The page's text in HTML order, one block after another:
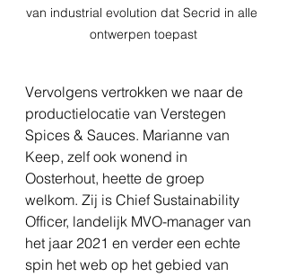
van industrial evolution dat Secrid in alle
ontwerpen toepast
Vervolgens vertrokken we naar de
productielocatie van Verstegen
Spices & Sauces. Marianne van
Keep, zelf ook wonend in
Oosterhout, heette de groep
welkom. Zij is Chief Sustainability
Officer, landelijk MVO-manager van
het jaar 2021 en verder een echte
spin het web op het gebied van